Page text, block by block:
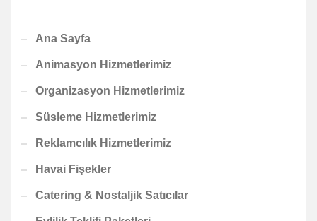
Ana Sayfa
Animasyon Hizmetlerimiz
Organizasyon Hizmetlerimiz
Süsleme Hizmetlerimiz
Reklamcılık Hizmetlerimiz
Havai Fişekler
Catering & Nostaljik Satıcılar